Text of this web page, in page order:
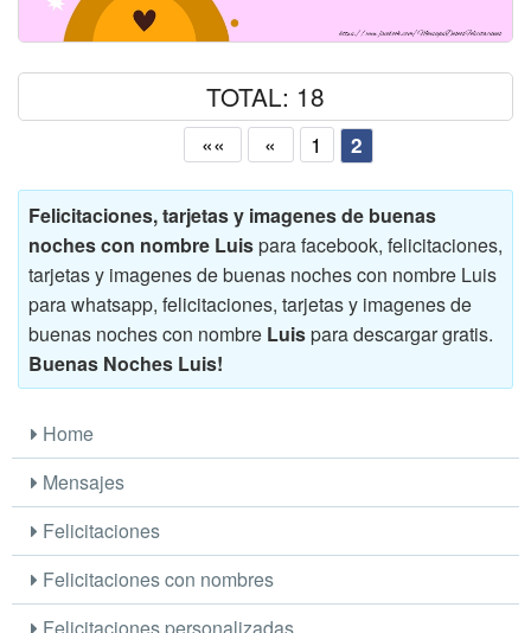
TOTAL: 18
«« « 1 2
Felicitaciones, tarjetas y imagenes de buenas
noches con nombre Luispara facebook, felicitaciones,
tarjetas y imagenes de buenas noches con nombre Luis
para whatsapp, felicitaciones, tarjetas y imagenes de
buenas noches con nombre Luispara descargar gratis.
Buenas Noches Luis!
Home
Mensajes
Felicitaciones
Felicitaciones con nombres
Felicitaciones personalizadas